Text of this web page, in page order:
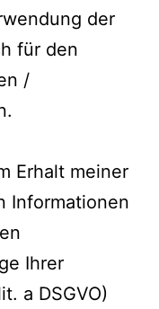
der
für den
/
Erhalt meiner
Informationen
Ihrer
a DSGVO)